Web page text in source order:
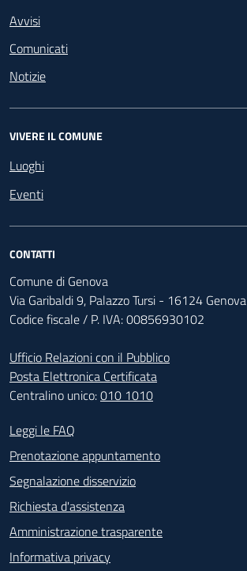
Avvisi
Comunicati
Notizie
VIVERE IL COMUNE
Luoghi
Eventi
CONTATTI
Comune di Genova
Via Garibaldi 9, Palazzo Tursi - 16124 Genova
Codice fiscale / P. IVA: 00856930102
Ufficio Relazioni con il Pubblico
Posta Elettronica Certificata
Centralino unico:010 1010
Footer - Contatti
Leggi le FAQ
Prenotazione appuntamento
Segnalazione disservizio
Richiesta d'assistenza
Amministrazione trasparente
Informativa privacy